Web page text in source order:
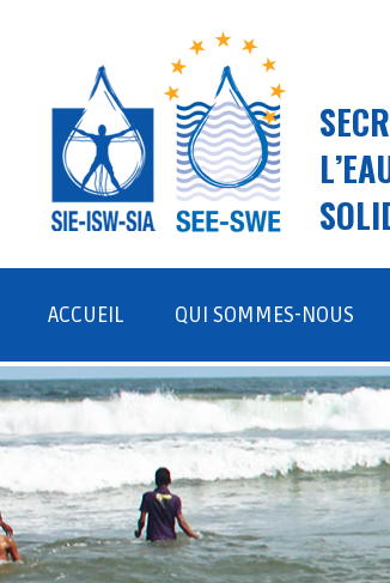
ACCUEIL QUI SOMMES-NOUS
LE SIE ET SEE
VISION, MISSION, VALEURS
ÉQUIPE